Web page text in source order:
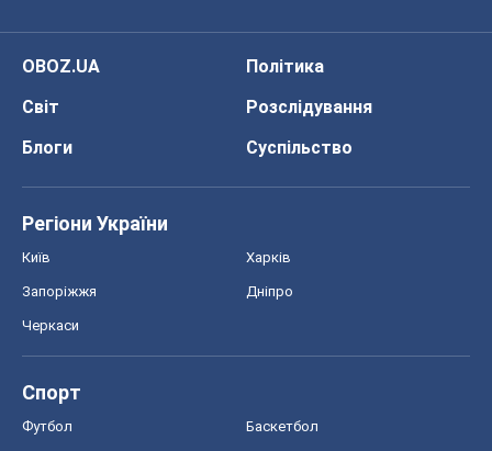
OBOZ.UA
Політика
Світ
Розслідування
Блоги
Суспільство
Регіони України
Київ Харків
Запоріжжя Дніпро
Черкаси
Спорт
Футбол Баскетбол